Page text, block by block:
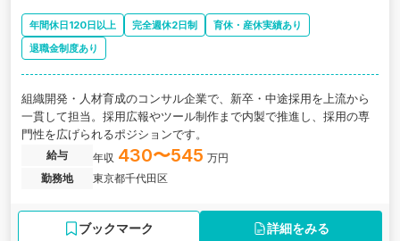
年間休日120日以上 完全週休2日制
育休・産休実績あり
退職金制度あり
組織開発・人材育成のコンサル企業で、新卒・中途採用を上流から
一貫して担当。採用広報やツール制作まで内製で推進し、採用の専
門性を広げられるポジションです。
給与 年収 430〜545 万円
勤務地
東京都千代田区
ブックマーク 詳細をみる